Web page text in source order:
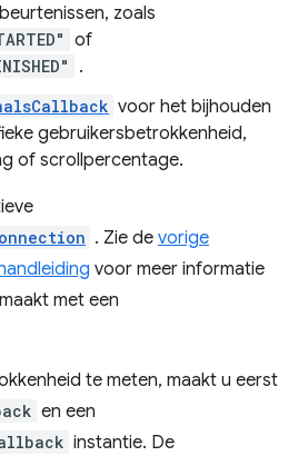
zoals
of
.
voor het bijhouden
gebruikersbetrokkenheid,
of scrollpercentage.
. Zie de vorige
voor meer informatie
met een
te meten, maakt u eerst
en een
instantie. De